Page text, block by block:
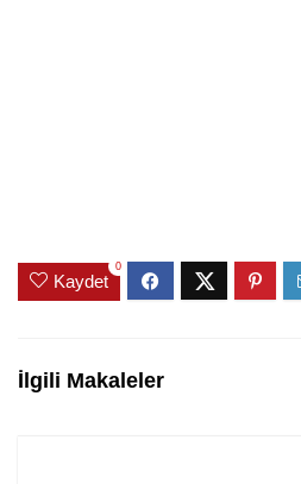
Kaydet
0
İlgili Makaleler